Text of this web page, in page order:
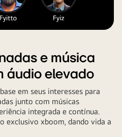
e música
áudio elevado
em seus interesses para
junto com músicas
integrada e contínua.
exclusivo xboom, dando vida a